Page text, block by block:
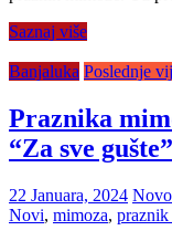
Saznaj više
Banjaluka Poslednje
Praznika
“Za sve gušte”
22 Januara, 2024
Novi, mimoza,